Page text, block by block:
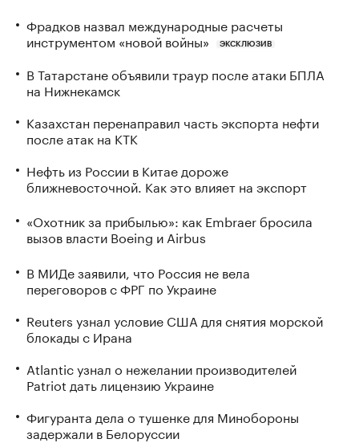
Фрадков назвал международные расчеты
инструментом «новой войны»
ЭКСКЛЮЗИВ
В Татарстане объявили траур после атаки БПЛА
на Нижнекамск
Казахстан перенаправил часть экспорта нефти
после атак на КТК
Нефть из России в Китае дороже
ближневосточной. Как это влияет на экспорт
«Охотник за прибылью»: как Embraer бросила
вызов власти Boeing и Airbus
В МИДе заявили, что Россия не вела
переговоров с ФРГ по Украине
Reuters узнал условие США для снятия морской
блокады с Ирана
Atlantic узнал о нежелании производителей
Patriot дать лицензию Украине
Фигуранта дела о тушенке для Минобороны
задержали в Белоруссии